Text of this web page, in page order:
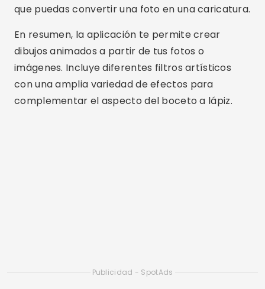
que puedas convertir una foto en una caricatura.
En resumen, la aplicación te permite crear
dibujos animados a partir de tus fotos o
imágenes. Incluye diferentes filtros artísticos
con una amplia variedad de efectos para
complementar el aspecto del boceto a lápiz.
convertir fácilmente sus fotos en dibujos.